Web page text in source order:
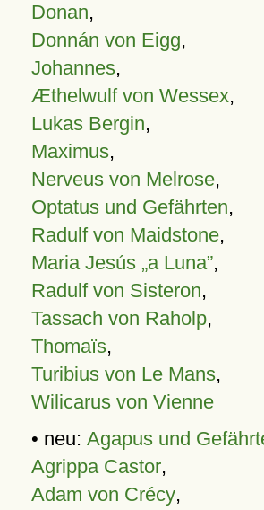
Donan,
Donnán von Eigg,
Johannes,
Æthelwulf von Wessex,
Lukas Bergin,
Maximus,
Nerveus von Melrose,
Optatus und Gefährten,
Radulf von Maidstone,
Maria Jesús „a Luna”,
Radulf von Sisteron,
Tassach von Raholp,
Thomaïs,
Turibius von Le Mans,
Wilicarus von Vienne
• neu: Agapus und
Agrippa Castor,
Adam von Crécy,